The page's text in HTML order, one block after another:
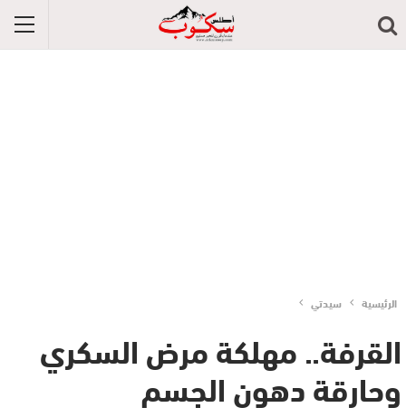
الرئيسية سيدتي
القرفة.. مهلكة مرض السكري
وحارقة دهون الجسم